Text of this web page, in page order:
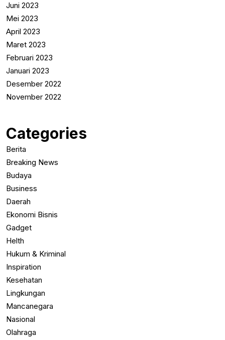
Juni 2023
Mei 2023
April 2023
Maret 2023
Februari 2023
Januari 2023
Desember 2022
November 2022
Categories
Berita
Breaking News
Budaya
Business
Daerah
Ekonomi Bisnis
Gadget
Helth
Hukum & Kriminal
Inspiration
Kesehatan
Lingkungan
Mancanegara
Nasional
Olahraga